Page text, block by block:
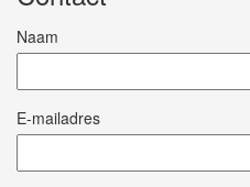
Naam
E-mailadres